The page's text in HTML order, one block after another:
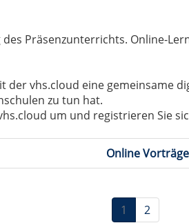
Präsenzunterrichts. Online-
der vhs.cloud eine gemeinsame
zu tun hat.
um und registrieren Sie
Online Vorträge
1 2